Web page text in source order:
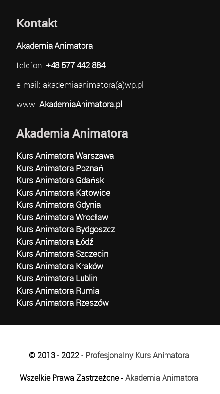
Kontakt
Akademia Animatora
telefon: +48 577 442 884
e-mail: akademiaanimatora(a)wp.pl
www: AkademiaAnimatora.pl
Akademia Animatora
Kurs Animatora Warszawa
Kurs Animatora Poznań
Kurs Animatora Gdańsk
Kurs Animatora Katowice
Kurs Animatora Gdynia
Kurs Animatora Wrocław
Kurs Animatora Bydgoszcz
Kurs Animatora Łódź
Kurs Animatora Szczecin
Kurs Animatora Kraków
Kurs Animatora Lublin
Kurs Animatora Rumia
Kurs Animatora Rzeszów
© 2013 - 2022 - Profesjonalny Kurs Animatora
Wszelkie Prawa Zastrzeżone -Akademia Animatora